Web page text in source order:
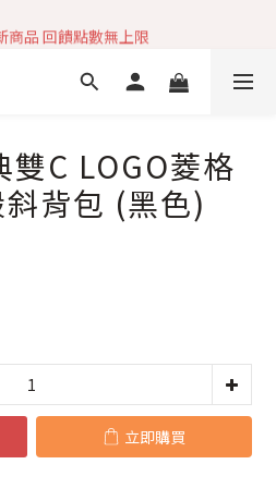
取最新商品資訊
商品 回饋點數無上限
獲取最新商品資訊
雙C LOGO菱格
背包 (黑色)
立即購買